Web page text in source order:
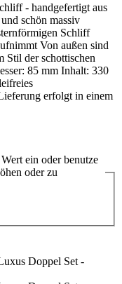
- handgefertigt aus
schön massiv
Schliff
Von außen sind
Stil der schottischen
85 mm Inhalt: 330
erfolgt in einem
ein oder benutze
oder zu